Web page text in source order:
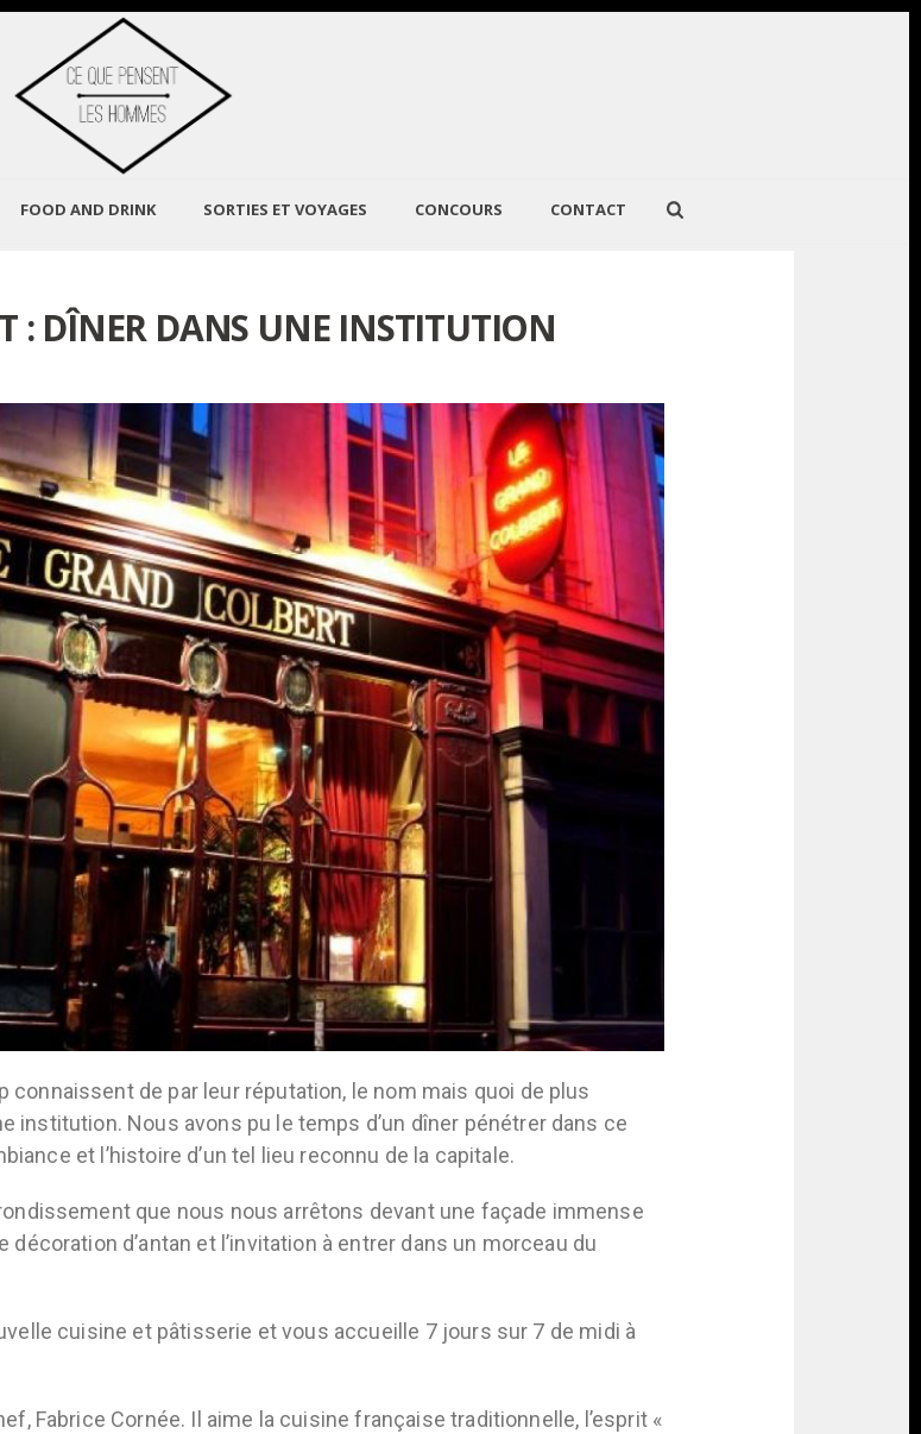
FOOD AND DRINK SORTIES ET VOYAGES CONCOURS CONTACT
: DÎNER DANS UNE INSTITUTION
de par leur réputation, le nom mais quoi de plus
institution. Nous avons pu le temps d’un dîner pénétrer dans ce
et l’histoire d’un tel lieu reconnu de la capitale.
que nous nous arrêtons devant une façade immense
d’antan et l’invitation à entrer dans un morceau du
cuisine et pâtisserie et vous accueille 7 jours sur 7 de midi à
Fabrice Cornée. Il aime la cuisine française traditionnelle, l’esprit «